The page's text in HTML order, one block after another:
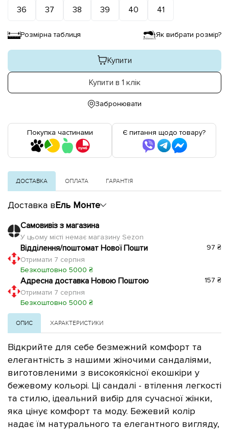
36 37 38 39 40 41
Розмірна таблиця Як вибрати розмір?
Купити
Купити в 1 клік
Забронювати
Покупка частинами Є питання щодо товару?
ДОСТАВКА ОПЛАТА ГАРАНТІЯ
Доставка вЕль Монте
Самовивіз з магазина
У цьому місті немає магазину Sezon
Відділення/поштомат Нової Пошти
Отримати 7 серпня
Безкоштовно 5000 ₴
97 ₴
Адресна доставка Новою Поштою
Отримати 7 серпня
Безкоштовно 5000 ₴
157 ₴
ОПИС ХАРАКТЕРИСТИКИ
Відкрийте для себе безмежний комфорт та
елегантність з нашими жіночими сандаліями,
виготовленими з високоякісної екошкіри у
бежевому кольорі. Ці сандалі - втілення легкості
та стилю, ідеальний вибір для сучасної жінки,
яка цінує комфорт та моду. Бежевий колір
надає їм натурального та елегантного вигляду,